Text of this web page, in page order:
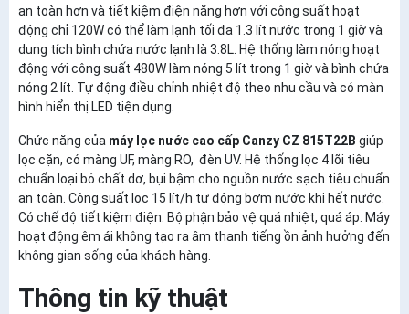
an toàn hơn và tiết kiệm điện năng hơn với công suất hoạt
động chỉ 120W có thể làm lạnh tối đa 1.3 lít nước trong 1 giờ và
dung tích bình chứa nước lạnh là 3.8L. Hệ thống làm nóng hoạt
động với công suất 480W làm nóng 5 lít trong 1 giờ và bình chứa
nóng 2 lít. Tự động điều chỉnh nhiệt độ theo nhu cầu và có màn
hình hiển thị LED tiện dụng.
Chức năng của máy lọc nước cao cấp Canzy CZ 815T22B giúp
lọc cặn, có màng UF, màng RO, đèn UV. Hệ thống lọc 4 lõi tiêu
chuẩn loại bỏ chất dơ, bụi bậm cho nguồn nước sạch tiêu chuẩn
an toàn. Công suất lọc 15 lít/h tự động bơm nước khi hết nước.
Có chế độ tiết kiệm điện. Bộ phận bảo vệ quá nhiệt, quá áp. Máy
hoạt động êm ái không tạo ra âm thanh tiếng ồn ảnh hưởng đến
không gian sống của khách hàng.
Thông tin kỹ thuật